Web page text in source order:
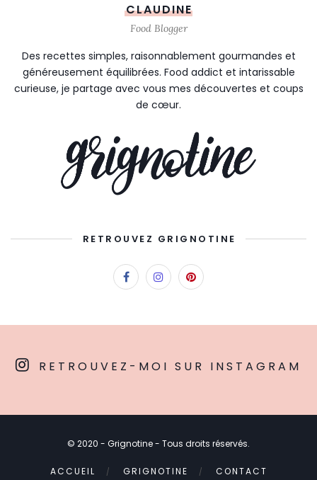
CLAUDINE
Food Blogger
Des recettes simples, raisonnablement gourmandes et
généreusement équilibrées. Food addict et intarissable
curieuse, je partage avec vous mes découvertes et coups
de cœur.
RETROUVEZ GRIGNOTINE
RETROUVEZ-MOI SUR INSTAGRAM
© 2020 - Grignotine - Tous droits réservés.
ACCUEIL GRIGNOTINE CONTACT